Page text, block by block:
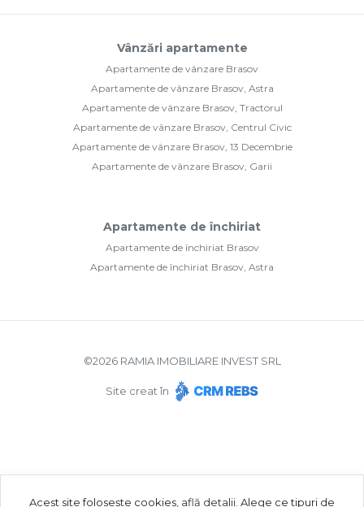
Vânzări apartamente
Apartamente de vânzare Brasov
Apartamente de vânzare Brasov, Astra
Apartamente de vânzare Brasov, Tractorul
Apartamente de vânzare Brasov, Centrul Civic
Apartamente de vânzare Brasov, 13 Decembrie
Apartamente de vânzare Brasov, Garii
Apartamente de închiriat
Apartamente de închiriat Brasov
Apartamente de închiriat Brasov, Astra
©2026RAMIA IMOBILIARE INVEST SRL
Site creat în
Acest site folosește cookies, află detalii Alege ce tipuri de